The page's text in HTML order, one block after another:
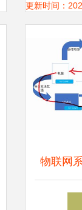
更新时间：
物联网
服务